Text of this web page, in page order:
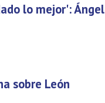
lo mejor': Ángel
sobre León